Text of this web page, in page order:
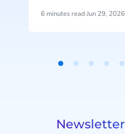
6 minutes read·Jun 29, 2026